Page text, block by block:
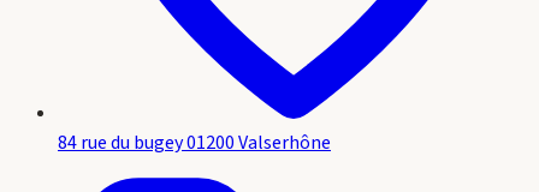
84 rue du bugey 01200 Valserhône